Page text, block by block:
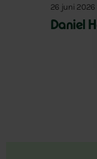
26 juni 2026
Daniel